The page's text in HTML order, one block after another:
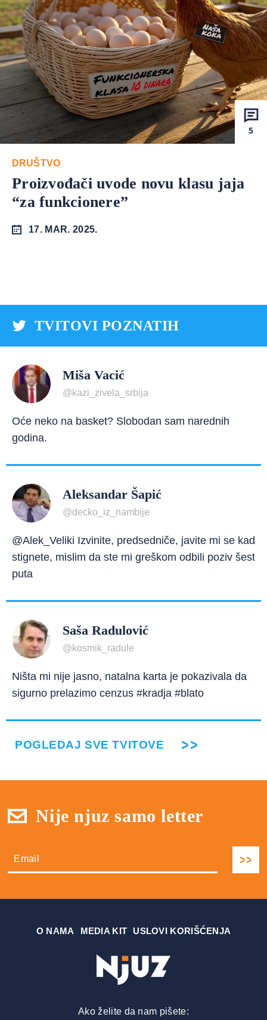
5
DRUŠTVO
Proizvođači uvode novu klasu jaja
“za funkcionere”
17. MAR. 2025.
TVITOVI POZNATIH
Miša Vacić
@kazi_zivela_srbija
Oće neko na basket? Slobodan sam narednih
godina.
Aleksandar Šapić
@decko_iz_nambije
@Alek_Veliki Izvinite, predsedniče, javite mi se kad
stignete, mislim da ste mi greškom odbili poziv šest
puta
Saša Radulović
@kosmik_radule
Ništa mi nije jasno, natalna karta je pokazivala da
sigurno prelazimo cenzus #kradja #blato
POGLEDAJ SVE TVITOVE
Nije njuz samo letter
О NAMA MEDIA KIT USLOVI KORIŠĆENJA
Ako želite da nam pišete: